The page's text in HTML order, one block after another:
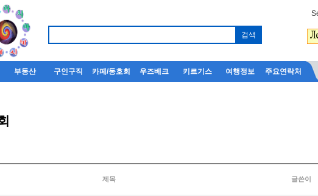
부동산 구인구직 카페/동호회 우즈베크 키르기스 여행정보 주요연락처
제목 글쓴이